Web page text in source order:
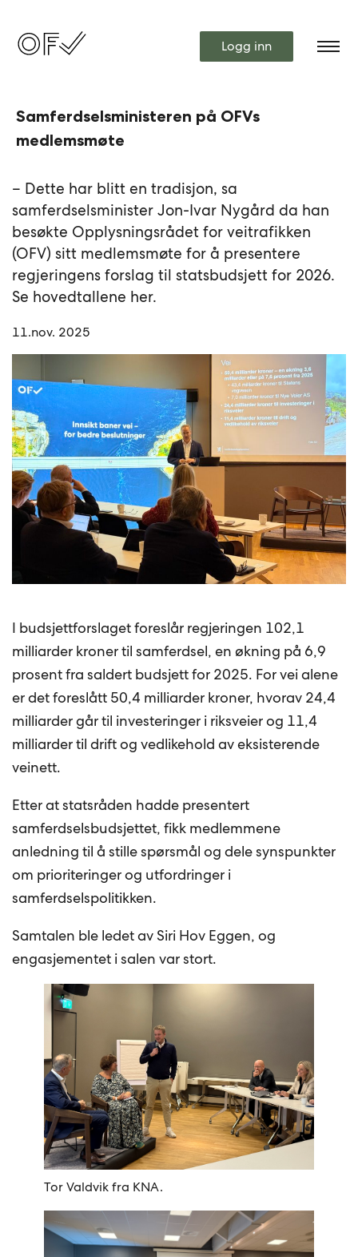
Logg inn
Samferdselsministeren på OFVs
medlemsmøte
– Dette har blitt en tradisjon, sa
samferdselsminister Jon-Ivar Nygård da han
besøkte Opplysningsrådet for veitrafikken
(OFV) sitt medlemsmøte for å presentere
regjeringens forslag til statsbudsjett for 2026.
Se hovedtallene her.
11.nov. 2025
I budsjettforslaget foreslår regjeringen 102,1
milliarder kroner til samferdsel, en økning på 6,9
prosent fra saldert budsjett for 2025. For vei alene
er det foreslått 50,4 milliarder kroner, hvorav 24,4
milliarder går til investeringer i riksveier og 11,4
milliarder til drift og vedlikehold av eksisterende
veinett.
Etter at statsråden hadde presentert
samferdselsbudsjettet, fikk medlemmene
anledning til å stille spørsmål og dele synspunkter
om prioriteringer og utfordringer i
samferdselspolitikken.
Samtalen ble ledet av Siri Hov Eggen, og
engasjementet i salen var stort.
Tor Valdvik fra KNA.